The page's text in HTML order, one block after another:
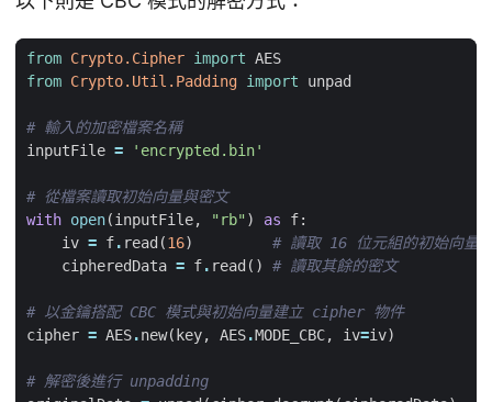
from Crypto.Cipher import AES
from Crypto.Util.Padding import unpad
# 輸入的加密檔案名稱
inputFile = 'encrypted.bin'
# 從檔案讀取初始向量與密文
with open(inputFile, "rb") as f:
iv = f. read (16)
# 讀取 16 位元組的初始向量
cipheredData = f. read () # 讀取其餘的密文
# 以金鑰搭配 CBC 模式與初始向量建立 cipher 物件
cipher = AES.new( key, AES.MODE_CBC, iv=iv)
# 解密後進行 unpadding